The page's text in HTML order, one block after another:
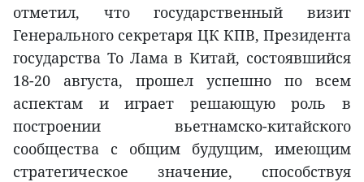
отметил, что государственный визит
Генерального секретаря ЦК КПВ, Президента
государства То Лама в Китай, состоявшийся
18-20 августа, прошел успешно по всем
аспектам и играет решающую роль в
построении вьетнамcко-китайского
сообщества с общим будущим, имеющим
стратегическое значение, способствуя